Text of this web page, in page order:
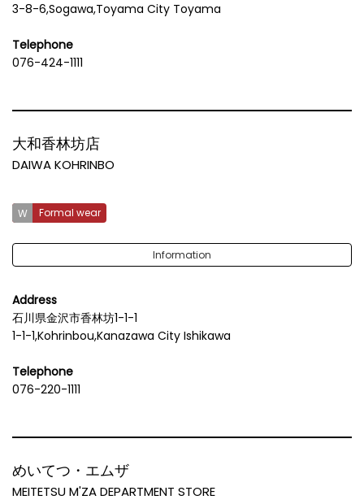
3-8-6,Sogawa,Toyama City Toyama
Telephone
076-424-1111
大和香林坊店
DAIWA KOHRINBO
Formal wear
Information
Address
石川県金沢市香林坊1-1-1
1-1-1,Kohrinbou,Kanazawa City Ishikawa
Telephone
076-220-1111
めいてつ・エムザ
MEITETSU M'ZA DEPARTMENT STORE